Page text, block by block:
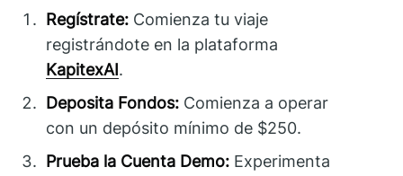
Regístrate: Comienza tu viaje
registrándote en la plataforma
KapitexAI.
Deposita Fondos: Comienza a operar
con un depósito mínimo de $250.
Prueba la Cuenta Demo: Experimenta